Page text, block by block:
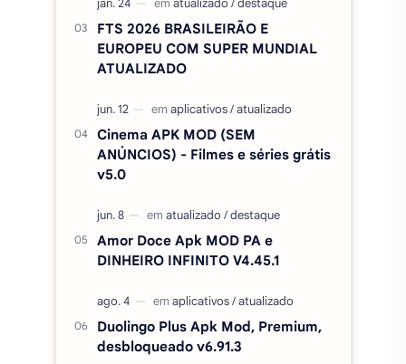
v5.0
Amor Doce Apk MOD PA e
Duolingo Plus Apk Mod, Premium,
desbloqueado v6.91.3
ROBLOX MOD MENU
(Wallhack/Modo Fantasma/Super
Minecraft PE APK MOD SEM